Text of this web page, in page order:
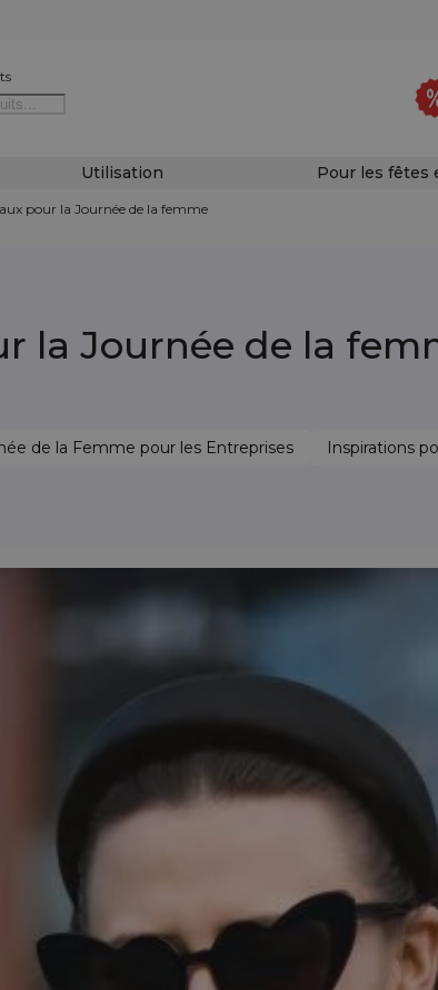
Utilisation Pour les fêtes
pour la Journée de la femme
la Journée de la
de la Femme pour les Entreprises
Inspirations